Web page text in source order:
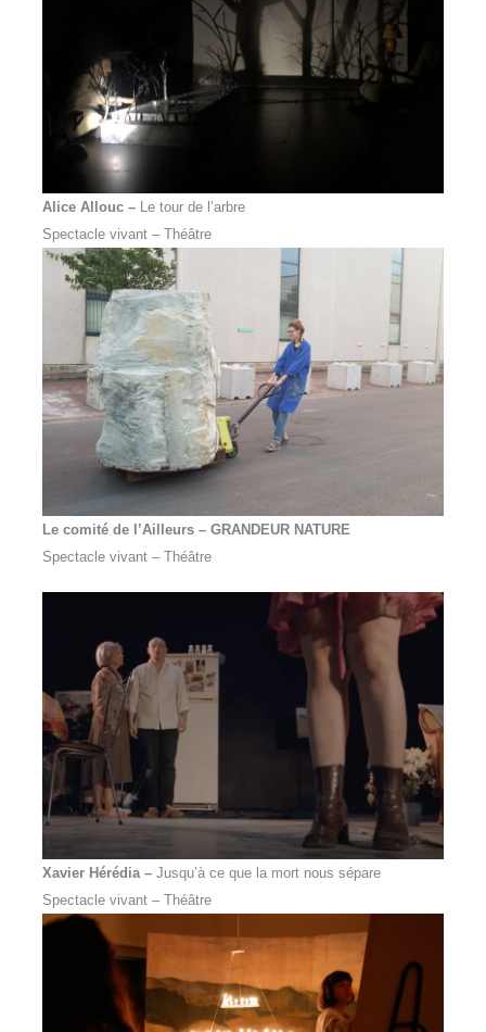
Alice Allouc – Le tour de l’arbre
Spectacle vivant – Théâtre
Le comité de l’Ailleurs–GRANDEUR NATURE
Spectacle vivant – Théâtre
Xavier Hérédia – Jusqu’à ce que la mort nous sépare
Spectacle vivant – Théâtre